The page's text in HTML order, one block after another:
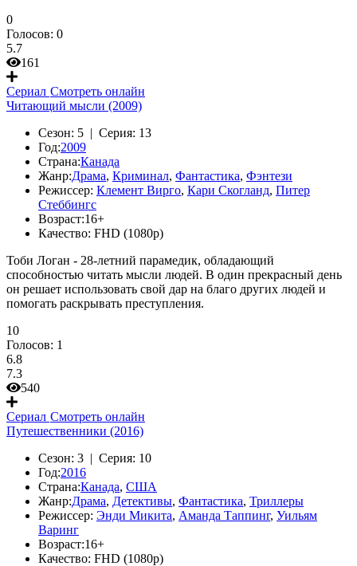
0
Голосов: 0
5.7
161
Сериал Смотреть онлайн
Читающий мысли (2009)
Сезон: 5 | Серия: 13
Год:2009
Страна:Канада
Жанр:Драма, Криминал, Фантастика, Фэнтези
Режиссер: Клемент Вирго, Кари Скогланд, Питер
Стеббингс
Возраст:16+
Качество: FHD (1080p)
Тоби Логан - 28-летний парамедик, обладающий
способностью читать мысли людей. В один прекрасный день
он решает использовать свой дар на благо других людей и
помогать раскрывать преступления.
10
Голосов: 1
6.8
7.3
540
Сериал Смотреть онлайн
Путешественники (2016)
Сезон: 3 | Серия: 10
Год:2016
Страна:Канада, США
Жанр:Драма, Детективы, Фантастика, Триллеры
Режиссер: Энди Микита, Аманда Таппинг, Уильям
Варинг
Возраст:16+
Качество: FHD (1080p)